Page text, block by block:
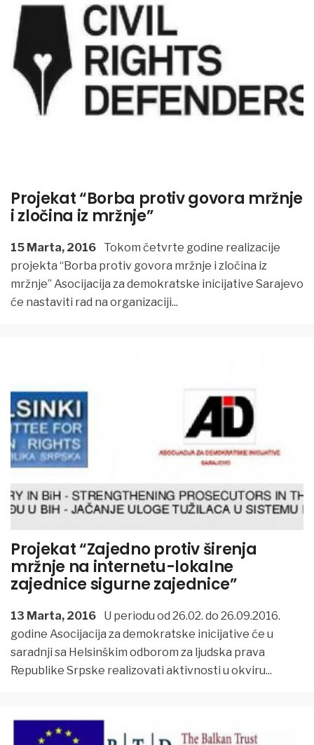
Projekat “Borba protiv govora mržnje
i zločina iz mržnje”
15 Marta, 2016
Tokom četvrte godine realizacije
projekta “Borba protiv govora mržnje i zločina iz
mržnje” Asocijacija za demokratske inicijative Sarajevo
će nastaviti rad na organizaciji...
Projekat “Zajedno protiv širenja
mržnje na internetu-lokalne
zajednice sigurne zajednice”
13 Marta, 2016
U periodu od 26.02. do 26.09.2016.
godine Asocijacija za demokratske inicijative će u
saradnji sa Helsinškim odborom za ljudska prava
Republike Srpske realizovati aktivnosti u okviru...